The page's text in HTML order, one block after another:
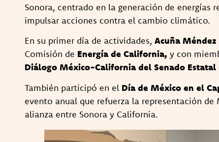
Sonora, centrado en la generación de
impulsar acciones contra el cambio climático.
En su primer día de actividades, Acuña Méndez
Comisión de Energía de California, y con
Diálogo México-California del Senado Estatal
También participó en el Día de México en el
evento anual que refuerza la representación
alianza entre Sonora y California.